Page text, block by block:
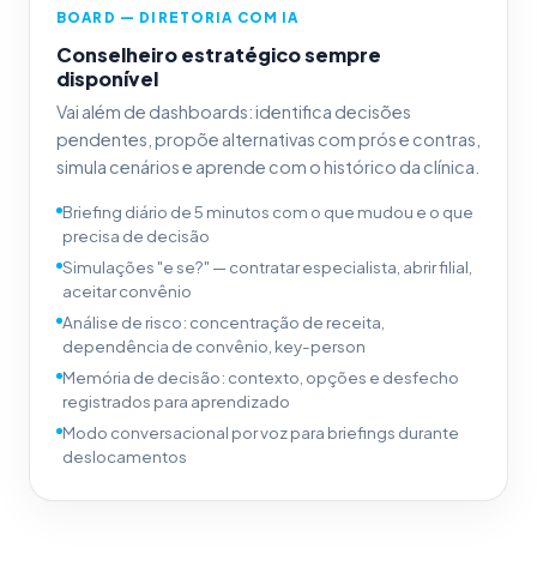
BOARD — DIRETORIA COM IA
Conselheiro estratégico sempre
disponível
Vai além de dashboards: identifica decisões
pendentes, propõe alternativas com prós e contras,
simula cenários e aprende com o histórico da clínica.
Briefing diário de 5 minutos com o que mudou e o que
precisa de decisão
Simulações "e se?" — contratar especialista, abrir filial,
aceitar convênio
Análise de risco: concentração de receita,
dependência de convênio, key-person
Memória de decisão: contexto, opções e desfecho
registrados para aprendizado
Modo conversacional por voz para briefings durante
deslocamentos